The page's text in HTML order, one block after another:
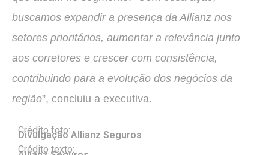
buscamos expandir a presença da Allianz nos
setores prioritários, aumentar a relevância junto
aos corretores e crescer com consistência,
contribuindo para a evolução dos negócios da
região”, concluiu a executiva.
Crédito foto:
Divulgação Allianz Seguros
Crédito texto: